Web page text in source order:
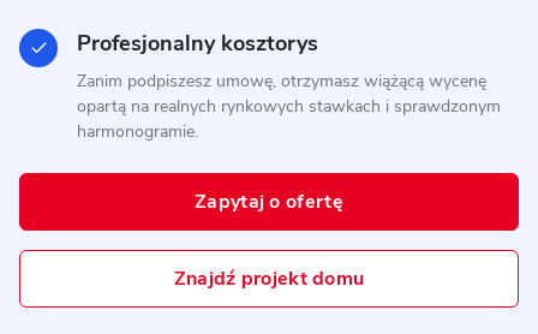
6 zdjęć
Dom prefabrykowany betonowy
Profesjonalny kosztorys
Zanim podpiszesz umowę, otrzymasz wiążącą wycenę
opartą na realnych rynkowych stawkach i sprawdzonym
harmonogramie.
Zapytaj o ofertę
Znajdź projekt domu